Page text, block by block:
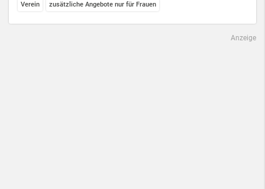
Verein zusätzliche Angebote nur für Frauen
Anzeige